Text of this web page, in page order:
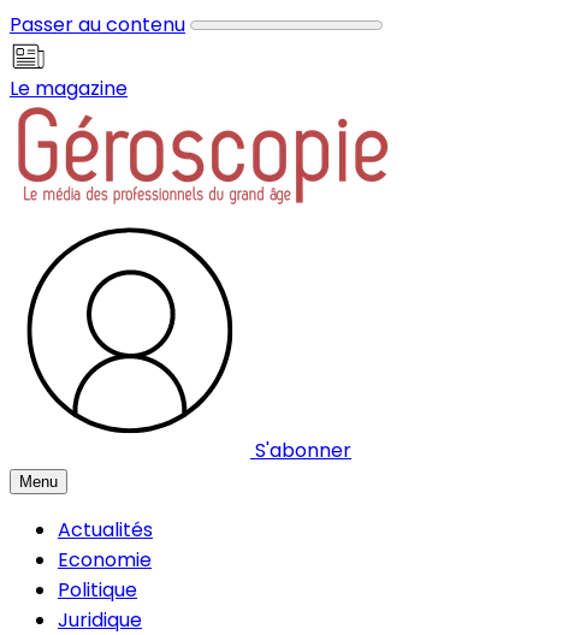
Passer au contenu
Le magazine
S'abonner
Menu
Actualités
Economie
Politique
Juridique
Panneau de gestion des cookies